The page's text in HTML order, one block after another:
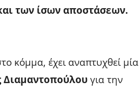
των ίσων αποστάσεων.
κόμμα, έχει αναπτυχθεί μία
Διαμαντοπούλουγια την